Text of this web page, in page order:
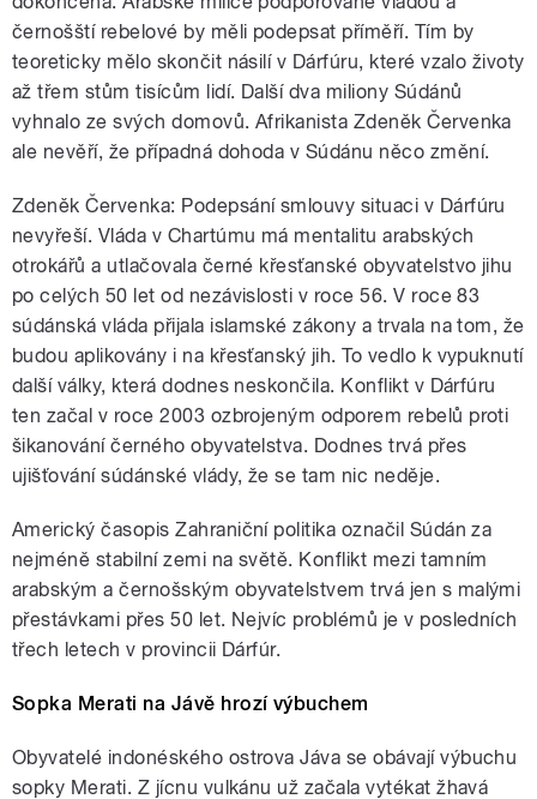
černošští rebelové by měli podepsat příměří. Tím by
teoreticky mělo skončit násilí v Dárfúru, které vzalo životy
až třem stům tisícům lidí. Další dva miliony Súdánů
vyhnalo ze svých domovů. Afrikanista Zdeněk Červenka
ale nevěří, že případná dohoda v Súdánu něco změní.
Zdeněk Červenka: Podepsání smlouvy situaci v Dárfúru
nevyřeší. Vláda v Chartúmu má mentalitu arabských
otrokářů a utlačovala černé křesťanské obyvatelstvo jihu
po celých 50 let od nezávislosti v roce 56. V roce 83
súdánská vláda přijala islamské zákony a trvala na tom, že
budou aplikovány i na křesťanský jih. To vedlo k vypuknutí
další války, která dodnes neskončila. Konflikt v Dárfúru
ten začal v roce 2003 ozbrojeným odporem rebelů proti
šikanování černého obyvatelstva. Dodnes trvá přes
ujišťování súdánské vlády, že se tam nic neděje.
Americký časopis Zahraniční politika označil Súdán za
nejméně stabilní zemi na světě. Konflikt mezi tamním
arabským a černošským obyvatelstvem trvá jen s malými
přestávkami přes 50 let. Nejvíc problémů je v posledních
třech letech v provincii Dárfúr.
Sopka Merati na Jávě hrozí výbuchem
Obyvatelé indonéského ostrova Jáva se obávají výbuchu
sopky Merati. Z jícnu vulkánu už začala vytékat žhavá